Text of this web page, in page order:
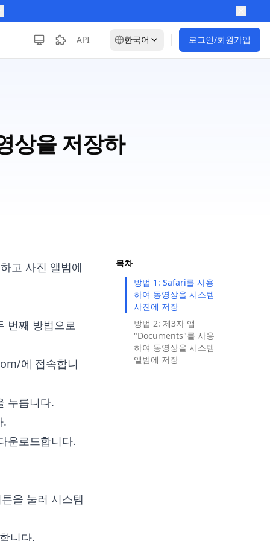
API 한국어 로그인/회원가입
상을 저장하
고 사진 앨범에
번째 방법으로
에 접속합니
누릅니다.
.
운로드합니다.
을 눌러 시스템
니다.
목차
방법 1: Safari를 사용
하여 동영상을 시스템
사진에 저장
방법 2: 제3자 앱
"Documents"를 사용
하여 동영상을 시스템
앨범에 저장